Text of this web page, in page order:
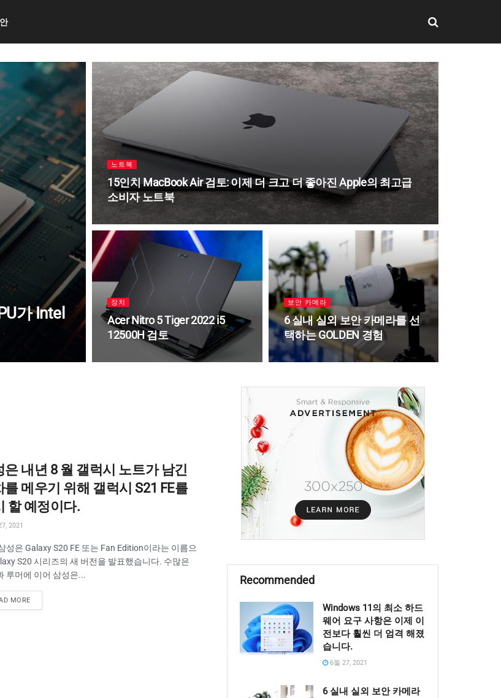
가 Intel
노트북
15인치 MacBook Air 검토: 이제 더 크고 더 좋아진 Apple의 최고급
소비자 노트북
장치
Acer Nitro 5 Tiger 2022 i5
12500H 검토
보안 카메라
6 실내 실외 보안 카메라를 선
택하는 GOLDEN 경험
은 내년 8 월 갤럭시 노트가 남긴
를 메우기 위해 갤럭시 S21 FE를
할 예정이다.
2021
성은 Galaxy S20 FE 또는 Fan Edition이라는 이름으
S20 시리즈의 새 버전을 발표했습니다. 수많은
루머에 이어 삼성은...
MORE
Recommended
Windows 11의 최소 하드
웨어 요구 사항은 이제 이
전보다 훨씬 더 엄격 해졌
습니다.
6월 27, 2021
6 실내 실외 보안 카메라